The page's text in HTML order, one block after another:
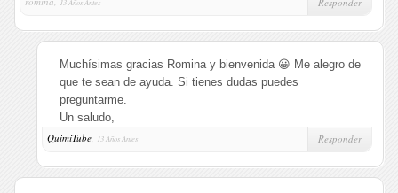
13 Años Antes
Muchísimas gracias Romina y bienvenida 😀 Me alegro de
que te sean de ayuda. Si tienes dudas puedes
preguntarme.
Un saludo,
QuimiTube, 13 Años Antes Responder